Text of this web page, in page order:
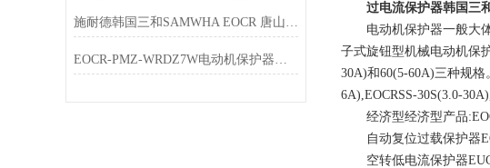
施耐德韩国三和SAMWHA EOCR 唐山韩雅电气五一放假通知
EOCR-PMZ-WRDZ7W电动机保护器介绍及选型
过电流保护器韩国三
电动机保护器一般大体
子式旋钮型机械电动机保
30A)和60(5-60A)三种规格
6A),EOCRSS-30S(3.0-
经济型经济型产品
自动复位过载保护器
空转低电流保护器